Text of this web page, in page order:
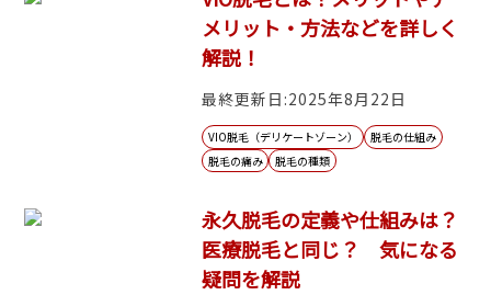
メリット・方法などを詳しく
解説！
最終更新日:2025年8月22日
VIO脱毛（デリケートゾーン）
脱毛の仕組み
脱毛の痛み
脱毛の種類
永久脱毛の定義や仕組みは？
医療脱毛と同じ？ 気になる
疑問を解説